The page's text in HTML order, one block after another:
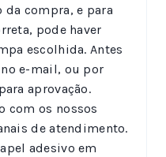
compra, e para
pode haver
escolhida. Antes
e-mail, ou por
aprovação.
com os nossos
de atendimento.
adesivo em